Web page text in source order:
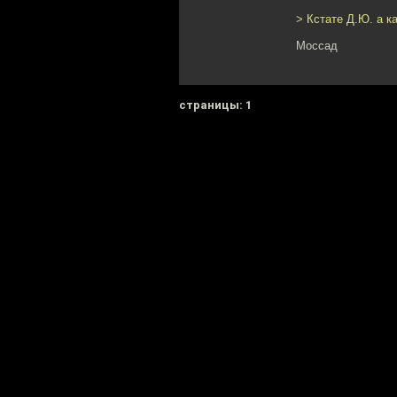
> Кстате Д.Ю. а
Моссад
cтраницы: 1